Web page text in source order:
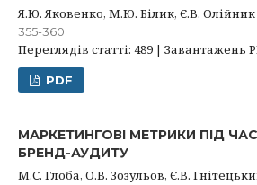
Я.Ю. Яковенко, М.Ю. Білик, Є.В. Олійник
355-360
Переглядів статті: 489 | Завантажень
PDF
МАРКЕТИНГОВІ МЕТРИКИ ПІД
БРЕНД-АУДИТУ
М.С. Глоба, О.В. Зозульов, Є.В.